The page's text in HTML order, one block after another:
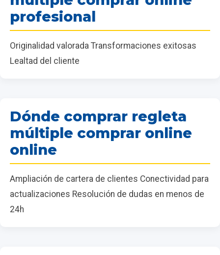
profesional
Originalidad valorada Transformaciones exitosas
Lealtad del cliente
Dónde comprar regleta
múltiple comprar online
online
Ampliación de cartera de clientes Conectividad para
actualizaciones Resolución de dudas en menos de
24h